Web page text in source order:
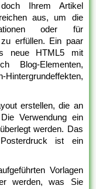
Ihrem Artikel
aus, um die
oder für
erfüllen. Ein paar
neue HTML5 mit
Blog-Elementen,
erstellen, die an
Verwendung ein
werden. Das
ist ein
Vorlagen
werden, was Sie